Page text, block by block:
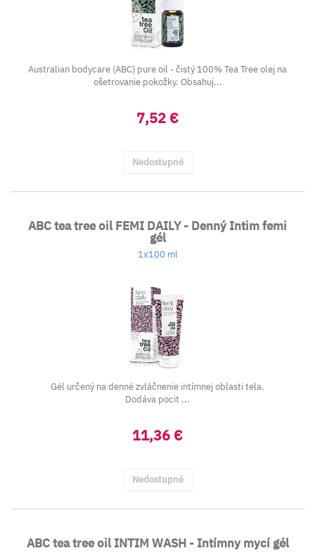
Australian bodycare (ABC) pure oil - čistý 100% Tea Tree olej na
ošetrovanie pokožky. Obsahuj...
7,52 €
Nedostupné
ABC tea tree oil FEMI DAILY - Denný Intim femi
gél
1x100 ml
Gél určený na denné zvláčnenie intímnej oblasti tela.
Dodáva pocit ...
11,36 €
Nedostupné
ABC tea tree oil INTIM WASH - Intímny mycí gél